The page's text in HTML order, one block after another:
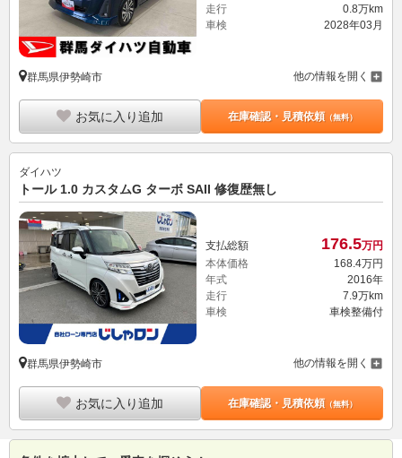
走行
0.8万km
車検
2028年03月
群馬県伊勢崎市 他の情報を開く
お気に入り追加 在庫確認・見積依頼（無料）
ダイハツ
トール 1.0 カスタムG ターボ SAII 修復歴無し
支払総額 176.5万円
本体価格
168.4万円
年式
2016年
走行
7.9万km
車検
車検整備付
群馬県伊勢崎市 他の情報を開く
お気に入り追加 在庫確認・見積依頼（無料）